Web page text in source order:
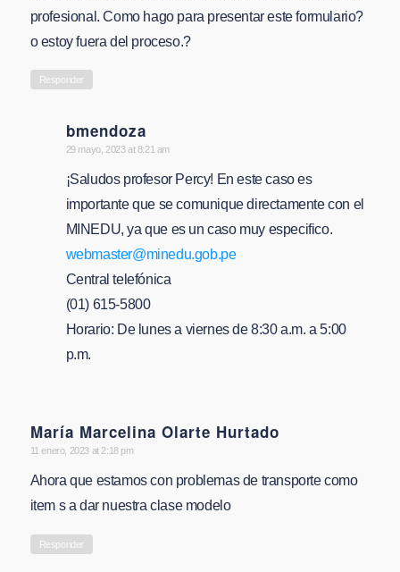
profesional. Como hago para presentar este formulario?
o estoy fuera del proceso.?
Responder
bmendoza
says:
29 mayo, 2023 at 8:21 am
¡Saludos profesor Percy! En este caso es
importante que se comunique directamente con el
MINEDU, ya que es un caso muy especifico.
webmaster@minedu.gob.pe
Central telefónica
(01) 615-5800
Horario: De lunes a viernes de 8:30 a.m. a 5:00
p.m.
María Marcelina Olarte Hurtado
says:
11 enero, 2023 at 2:18 pm
Ahora que estamos con problemas de transporte como
item s a dar nuestra clase modelo
Responder